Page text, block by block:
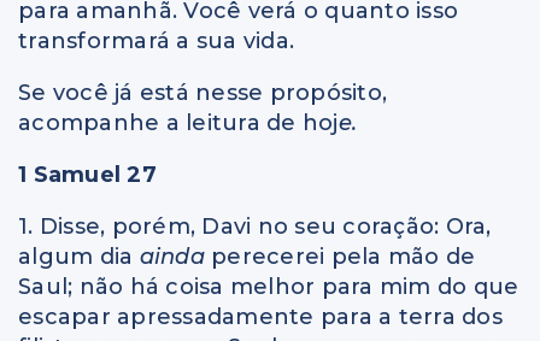
para amanhã. Você verá o quanto isso
transformará a sua vida.
Se você já está nesse propósito,
acompanhe a leitura de hoje.
1 Samuel 27
1. Disse, porém, Davi no seu coração: Ora,
algum dia ainda perecerei pela mão de
Saul; não há coisa melhor para mim do que
escapar apressadamente para a terra dos